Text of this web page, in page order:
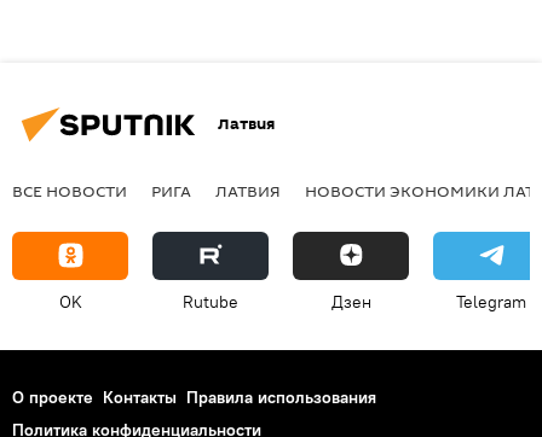
Латвия
ВСЕ НОВОСТИ РИГА ЛАТВИЯ НОВОСТИ ЭКОНОМИКИ
OK Rutube Дзен Telegram
О проекте Контакты Правила использования
Политика конфиденциальности